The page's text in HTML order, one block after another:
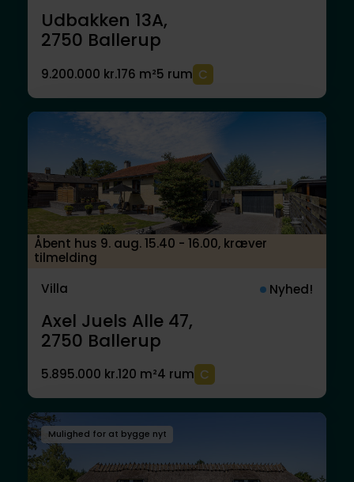
Udbakken 13A,
2750 Ballerup
9.200.000 kr.176 m²5 rum
Åbent hus 9. aug. 15.40 - 16.00, kræver
tilmelding
Villa
Nyhed!
Axel Juels Alle 47,
2750 Ballerup
5.895.000 kr.120 m²4 rum
Mulighed for at bygge nyt